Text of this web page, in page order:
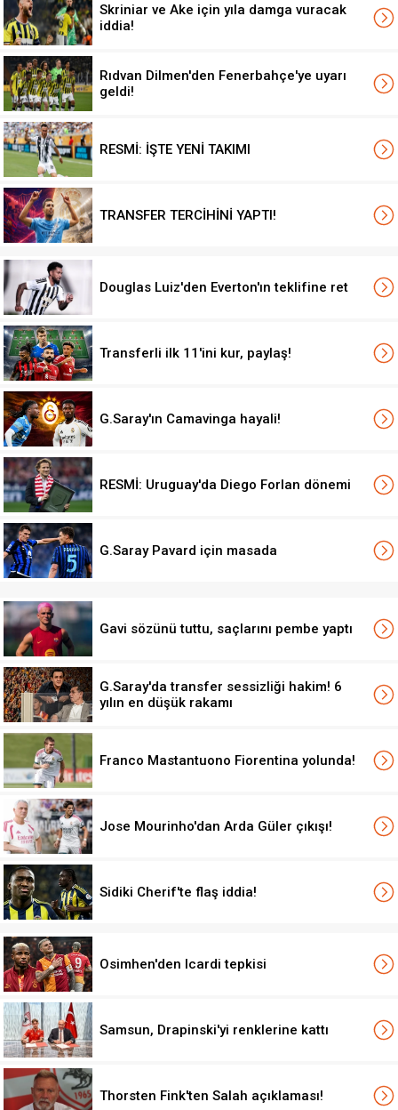
Skriniar ve Ake için yıla damga vuracak
iddia!
Rıdvan Dilmen'den Fenerbahçe'ye uyarı
geldi!
RESMİ: İŞTE YENİ TAKIMI
TRANSFER TERCİHİNİ YAPTI!
Douglas Luiz'den Everton'ın teklifine ret
Transferli ilk 11'ini kur, paylaş!
G.Saray'ın Camavinga hayali!
RESMİ: Uruguay'da Diego Forlan dönemi
G.Saray Pavard için masada
Gavi sözünü tuttu, saçlarını pembe yaptı
G.Saray'da transfer sessizliği hakim! 6
yılın en düşük rakamı
Franco Mastantuono Fiorentina yolunda!
Jose Mourinho'dan Arda Güler çıkışı!
Sidiki Cherif'te flaş iddia!
Osimhen'den Icardi tepkisi
Samsun, Drapinski'yi renklerine kattı
Thorsten Fink'ten Salah açıklaması!